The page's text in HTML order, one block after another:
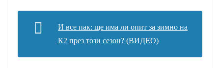
И все пак: ще има ли опит за зимно на
К2 през този сезон? (ВИДЕО)